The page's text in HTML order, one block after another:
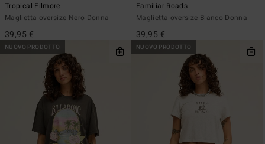
Tropical Filmore
Maglietta oversize Nero Donna
39,95 €
Familiar Roads
Maglietta oversize Bianco Donna
39,95 €
NUOVO PRODOTTO NUOVO PRODOTTO